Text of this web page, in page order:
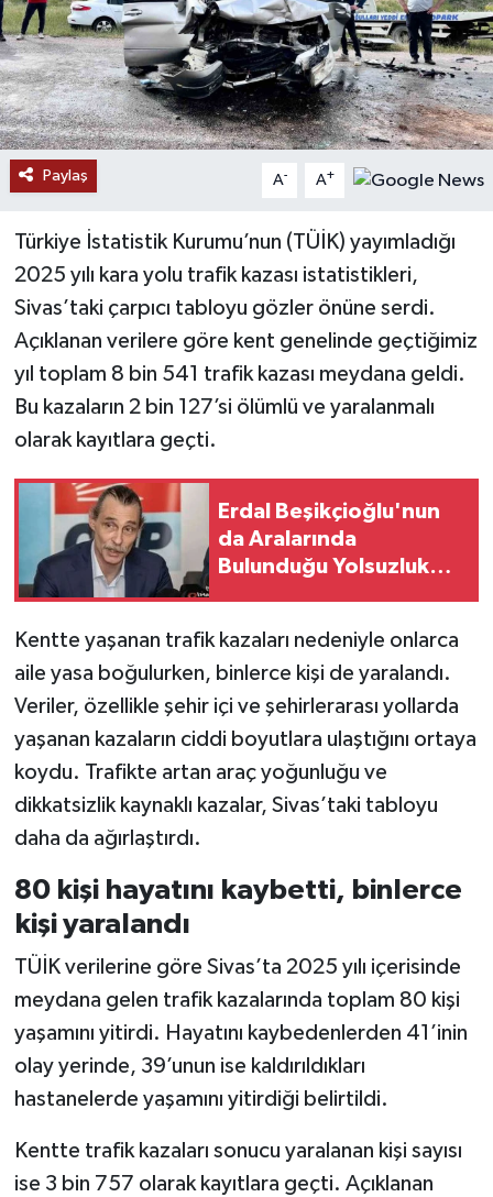
Paylaş A- A+
Türkiye İstatistik Kurumu’nun (TÜİK) yayımladığı
2025 yılı kara yolu trafik kazası istatistikleri,
Sivas’taki çarpıcı tabloyu gözler önüne serdi.
Açıklanan verilere göre kent genelinde geçtiğimiz
yıl toplam 8 bin 541 trafik kazası meydana geldi.
Bu kazaların 2 bin 127’si ölümlü ve yaralanmalı
olarak kayıtlara geçti.
Erdal Beşikçioğlu'nun
da Aralarında
Bulunduğu Yolsuzluk
Kentte yaşanan trafik kazaları nedeniyle onlarca
aile yasa boğulurken, binlerce kişi de yaralandı.
Veriler, özellikle şehir içi ve şehirlerarası yollarda
yaşanan kazaların ciddi boyutlara ulaştığını ortaya
koydu. Trafikte artan araç yoğunluğu ve
dikkatsizlik kaynaklı kazalar, Sivas’taki tabloyu
daha da ağırlaştırdı.
80 kişi hayatını kaybetti, binlerce
kişi yaralandı
TÜİK verilerine göre Sivas’ta 2025 yılı içerisinde
meydana gelen trafik kazalarında toplam 80 kişi
yaşamını yitirdi. Hayatını kaybedenlerden 41’inin
olay yerinde, 39’unun ise kaldırıldıkları
hastanelerde yaşamını yitirdiği belirtildi.
Kentte trafik kazaları sonucu yaralanan kişi sayısı
ise 3 bin 757 olarak kayıtlara geçti. Açıklanan
SOSYAL YARDIMLAR
SPONSORLU YAZI
SPOR
YAŞAM